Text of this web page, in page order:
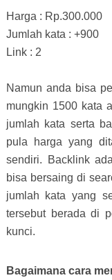
Harga : Rp.300.000
Jumlah kata : +900
Link : 2
Namun anda bisa
mungkin 1500 kata
jumlah kata serta
pula harga yang
sendiri. Backlink
bisa bersaing di
jumlah kata yang
tersebut berada di
kunci.
Bagaimana cara